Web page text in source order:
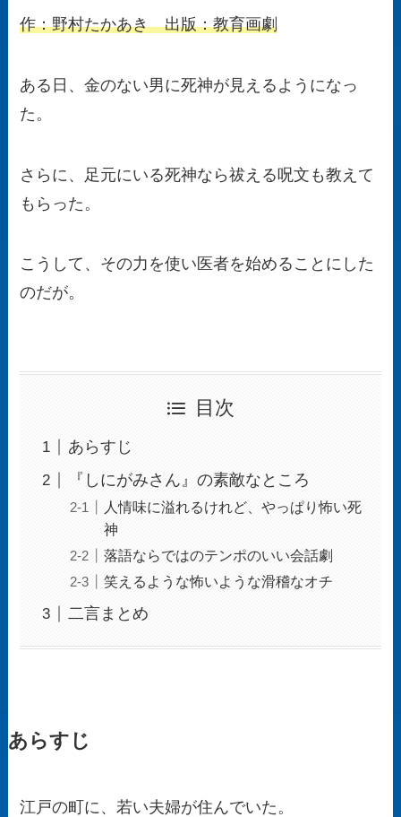
作：野村たかあき 出版：教育画劇
ある日、金のない男に死神が見えるようになっ
た。
さらに、足元にいる死神なら祓える呪文も教えて
もらった。
こうして、その力を使い医者を始めることにした
のだが。
目次
あらすじ
『しにがみさん』の素敵なところ
人情味に溢れるけれど、やっぱり怖い死
神
落語ならではのテンポのいい会話劇
笑えるような怖いような滑稽なオチ
二言まとめ
あらすじ
江戸の町に、若い夫婦が住んでいた。